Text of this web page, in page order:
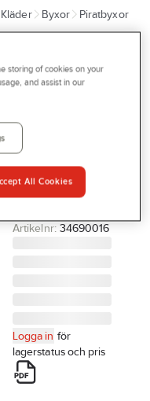
Kläder Byxor Piratbyxor
Piratbyxa
Blåkläder
1521-1645
STRETCH
SV/MGRÅ C50
BLÅKLÄDER
Artikelnr: 34690016
Logga in för
lagerstatus och pris
storing of cookies on your
and assist in our
All Cookies